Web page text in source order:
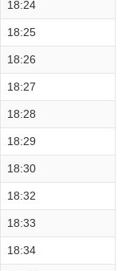
18:24
18:25
18:26
18:27
18:28
18:29
18:30
18:32
18:33
18:34